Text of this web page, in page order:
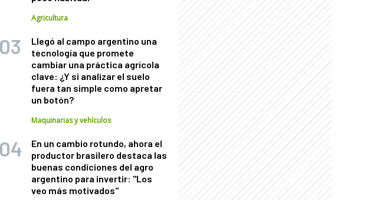
Agricultura
Llegó al campo argentino una
tecnología que promete
cambiar una práctica agrícola
clave: ¿Y si analizar el suelo
fuera tan simple como apretar
un botón?
Maquinarias y vehículos
En un cambio rotundo, ahora el
productor brasilero destaca las
buenas condiciones del agro
argentino para invertir: "Los
veo más motivados"